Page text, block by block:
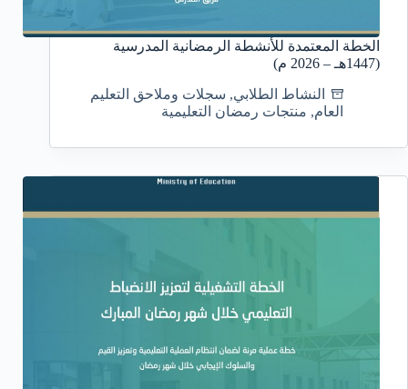
الخطة المعتمدة للأنشطة الرمضانية المدرسية
(1447هـ – 2026 م)
النشاط الطلابي, سجلات وملاحق التعليم
العام, منتجات رمضان التعليمية